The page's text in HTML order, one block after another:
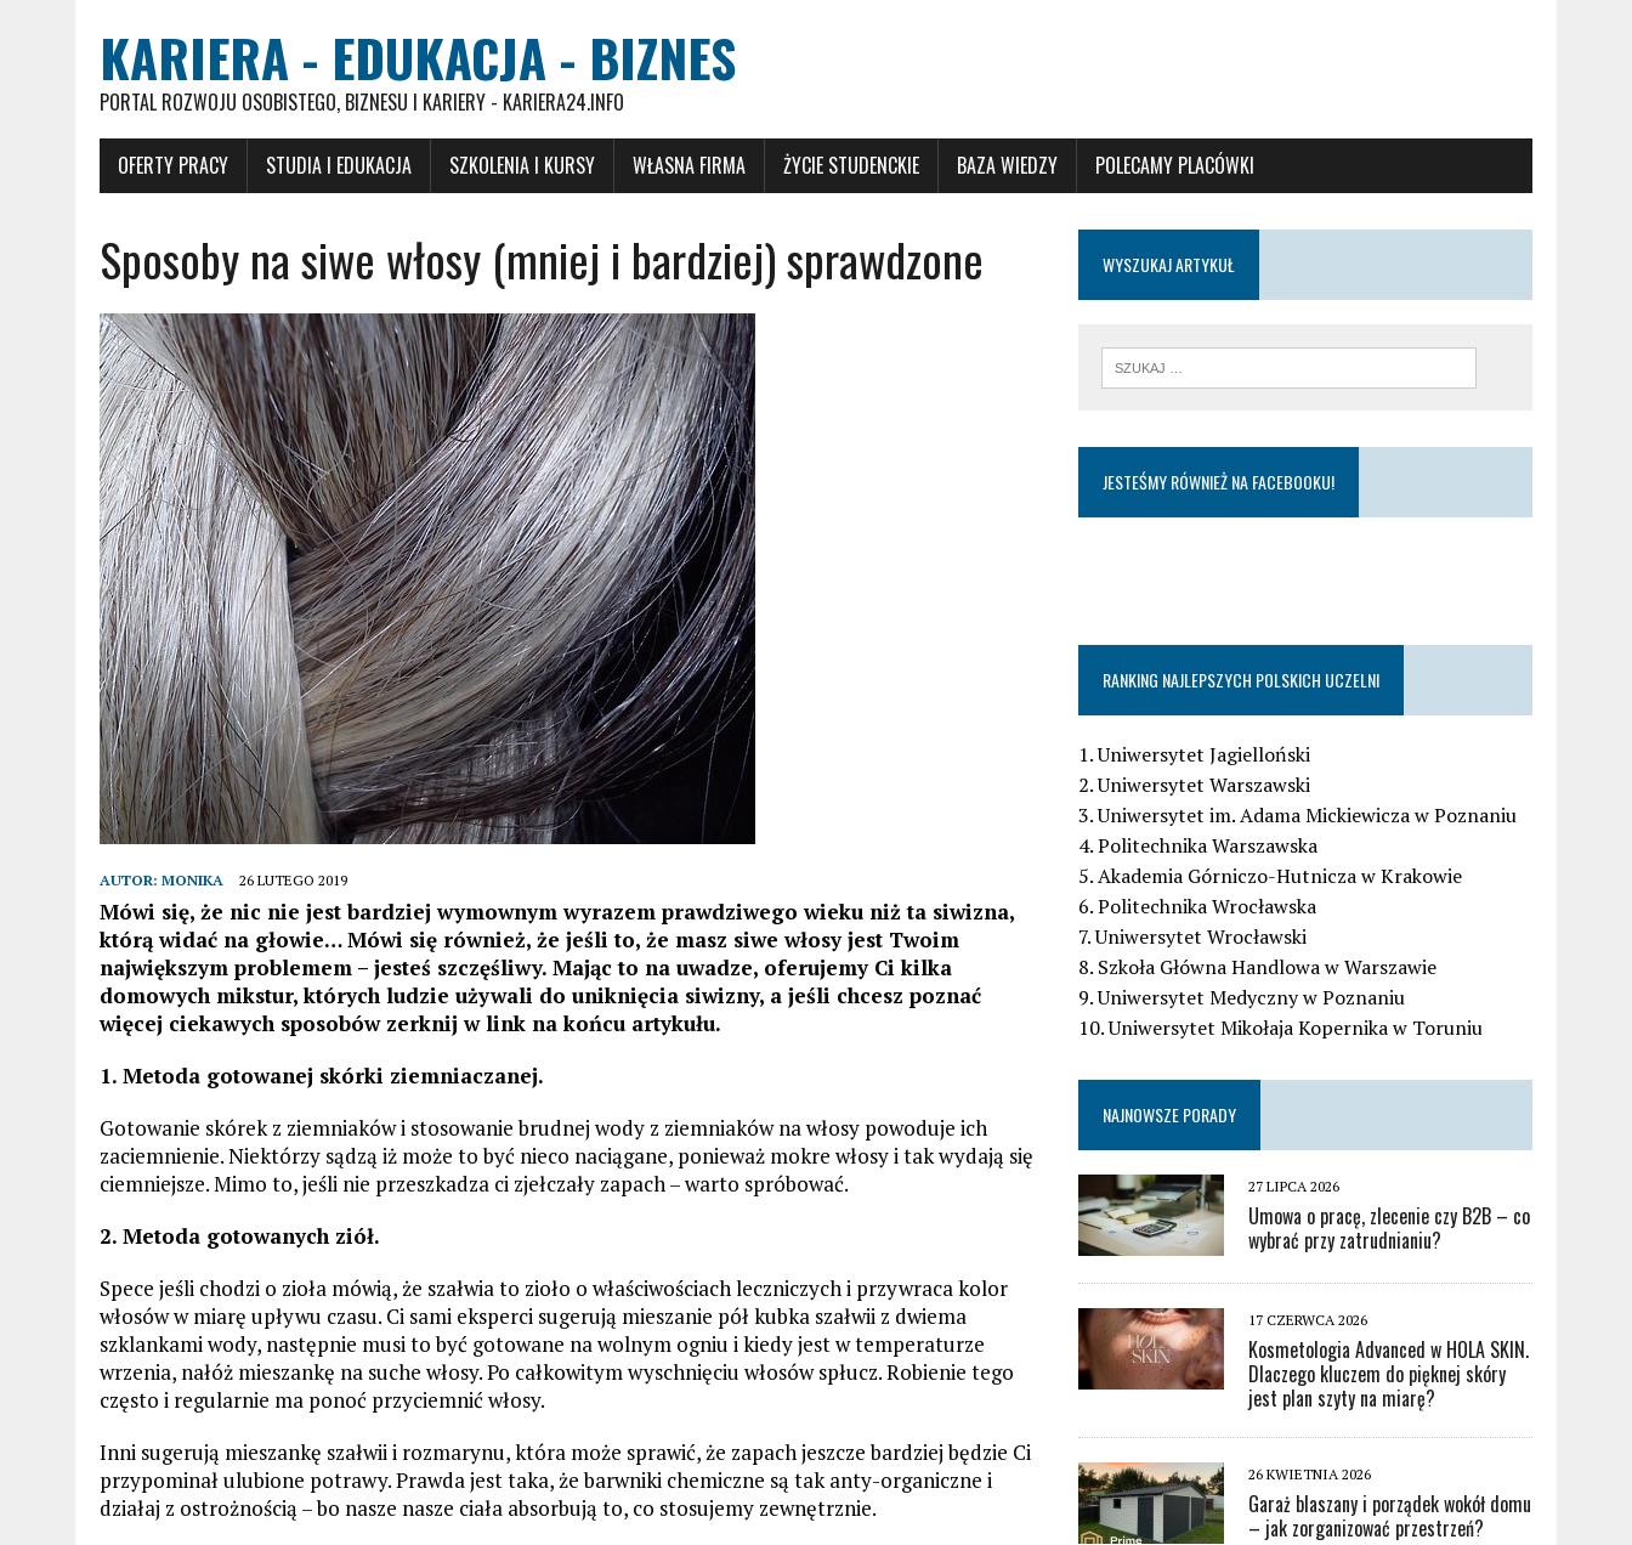
KARIERA - EDUKACJA - BIZNES
PORTAL ROZWOJU OSOBISTEGO, BIZNESU I KARIERY - KARIERA24.INFO
OFERTY PRACY STUDIA I EDUKACJA SZKOLENIA I KURSY WŁASNA FIRMA ŻYCIE STUDENCKIE BAZA WIEDZY POLECAMY PLACÓWKI
Sposoby na siwe włosy (mniej i bardziej) sprawdzone
AUTOR: MONIKA 26 LUTEGO 2019
Mówi się, że nic nie jest bardziej wymownym wyrazem prawdziwego wieku niż ta siwizna,
którą widać na głowie… Mówi się również, że jeśli to, że masz siwe włosy jest Twoim
największym problemem – jesteś szczęśliwy. Mając to na uwadze, oferujemy Ci kilka
domowych mikstur, których ludzie używali do uniknięcia siwizny, a jeśli chcesz poznać
więcej ciekawych sposobów zerknij w link na końcu artykułu.
1. Metoda gotowanej skórki ziemniaczanej.
Gotowanie skórek z ziemniaków i stosowanie brudnej wody z ziemniaków na włosy powoduje ich
zaciemnienie. Niektórzy sądzą iż może to być nieco naciągane, ponieważ mokre włosy i tak wydają się
ciemniejsze. Mimo to, jeśli nie przeszkadza ci zjełczały zapach – warto spróbować.
2. Metoda gotowanych ziół.
Spece jeśli chodzi o zioła mówią, że szałwia to zioło o właściwościach leczniczych i przywraca kolor
włosów w miarę upływu czasu. Ci sami eksperci sugerują mieszanie pół kubka szałwii z dwiema
szklankami wody, następnie musi to być gotowane na wolnym ogniu i kiedy jest w temperaturze
wrzenia, nałóż mieszankę na suche włosy. Po całkowitym wyschnięciu włosów spłucz. Robienie tego
często i regularnie ma ponoć przyciemnić włosy.
Inni sugerują mieszankę szałwii i rozmarynu, która może sprawić, że zapach jeszcze bardziej będzie Ci
przypominał ulubione potrawy. Prawda jest taka, że barwniki chemiczne są tak anty-organiczne i
działaj z ostrożnością – bo nasze nasze ciała absorbują to, co stosujemy zewnętrznie.
WYSZUKAJ ARTYKUŁ
JESTEŚMY RÓWNIEŻ NA FACEBOOKU!
RANKING NAJLEPSZYCH POLSKICH UCZELNI
1. Uniwersytet Jagielloński
2. Uniwersytet Warszawski
3. Uniwersytet im. Adama Mickiewicza w Poznaniu
4. Politechnika Warszawska
5. Akademia Górniczo-Hutnicza w Krakowie
6. Politechnika Wrocławska
7. Uniwersytet Wrocławski
8. Szkoła Główna Handlowa w Warszawie
9. Uniwersytet Medyczny w Poznaniu
10. Uniwersytet Mikołaja Kopernika w Toruniu
NAJNOWSZE PORADY
27 LIPCA 2026
Umowa o pracę, zlecenie czy B2B – co
wybrać przy zatrudnianiu?
17 CZERWCA 2026
Kosmetologia Advanced w HOLA SKIN.
Dlaczego kluczem do pięknej skóry
jest plan szyty na miarę?
26 KWIETNIA 2026
Garaż blaszany i porządek wokół domu
– jak zorganizować przestrzeń?